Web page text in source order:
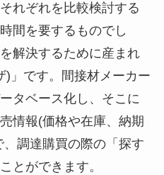
れぞれを比較検討する
間を要するものでし
解決するために産まれ
)」です。間接材メーカー
タベース化し、そこに
情報(価格や在庫、納期
調達購買の際の「探す
とができます。